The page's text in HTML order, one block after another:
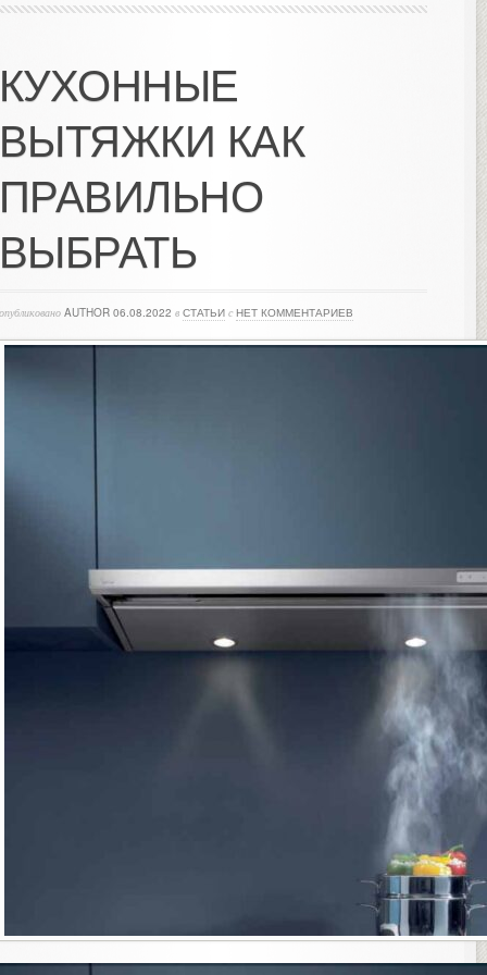
КАК
AUTHOR 06.08.2022 в СТАТЬИ с НЕТ КОММЕНТАРИЕВ